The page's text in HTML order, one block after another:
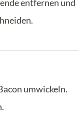
entfernen und
umwickeln.